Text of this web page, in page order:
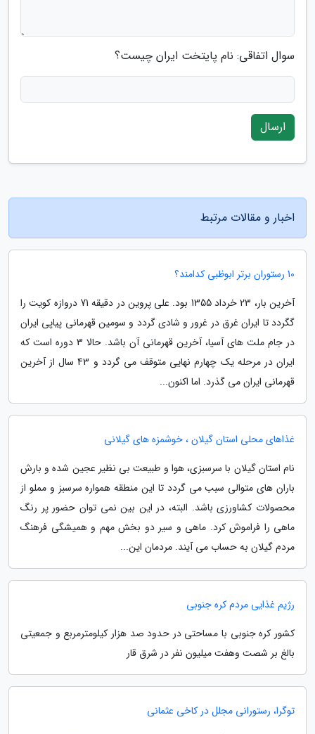
سوال اتفاقی: نام پایتخت ایران چیست؟
ارسال
اخبار و مقالات مرتبط
10 رستوران برتر ابوظبی کدامند؟
آخرین بار، 23 خرداد 1355 بود. علی پروین در دقیقه 71 دروازه کویت را
گگردد تا ایران غرق در غرور و شادی گردد و سومین قهرمانی پیاپی ایران
در جام ملت های آسیا، آخرین قهرمانی آن باشد. حالا 3 دوره است که
ایران در مرحله یک چهارم نهایی متوقف می گردد و 43 سال از آخرین
قهرمانی ایران می گذرد. اما اکنون...
غذاهای محلی استان گیلان ، خوشمزه های گیلانی
نام استان گیلان با سرسبزی، هوا و طبیعت بی نظیر عجین شده و بارش
باران های متوالی سبب می گردد تا این منطقه همواره سرسبز و مملو از
محصولات کشاورزی باشد. البته، در این بین نمی توان حضور پر رنگ
ماهی را فراموش کرد. ماهی و سیر دو بخش مهم و همیشگی فرهنگ
مردم گیلان به حساب می آیند. مردمان این...
رژیم غذایی مردم کره جنوبی
کشور کره جنوبی با مساحتی در حدود صد هزار کیلومترمربع و جمعیتی
بالغ بر شصت وهفت میلیون نفر در شرق قار
توگرا، رستورانی مجلل در کاخی عثمانی